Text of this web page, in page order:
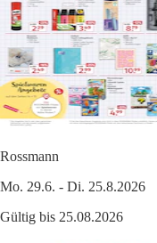
Rossmann
Mo. 29.6. - Di. 25.8.2026
Gültig bis 25.08.2026